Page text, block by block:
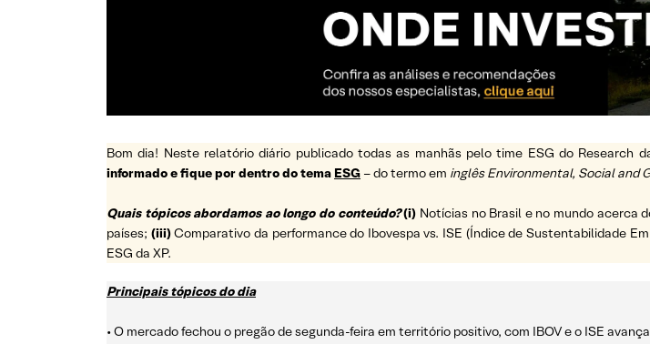
Bom dia! Neste relatório diário publicado todas as manhãs pelo time ESG do Research
informado e fique por dentro do tema ESG – do termo em inglês Environmental, Social and
Quais tópicos abordamos ao longo do conteúdo? (i) Notícias no Brasil e no mundo acerca
países; (iii)Comparativo da performance do Ibovespa vs. ISE (Índice de Sustentabilidade
ESG da XP.
Principais tópicos do dia
• O mercado fechou o pregão de segunda-feira em território positivo, com IBOV e o ISE